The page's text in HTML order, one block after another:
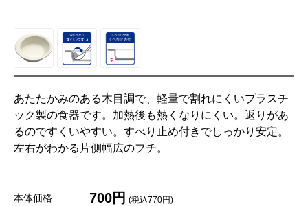
あたたかみのある木目調で、軽量で割れにくいプラスチ
ック製の食器です。加熱後も熱くなりにくい。返りがあ
るのですくいやすい。すべり止め付きでしっかり安定。
左右がわかる片側幅広のフチ。
本体価格 700円 (税込770円)